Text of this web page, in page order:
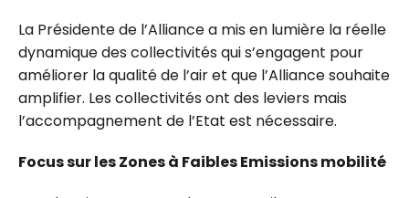
La Présidente de l’Alliance a mis en lumière la réelle
dynamique des collectivités qui s’engagent pour
améliorer la qualité de l’air et que l’Alliance souhaite
amplifier. Les collectivités ont des leviers mais
l’accompagnement de l’Etat est nécessaire.
Focus sur les Zones à Faibles Emissions mobilité